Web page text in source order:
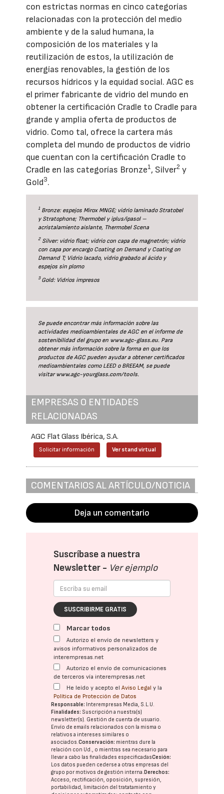
con estrictas normas en cinco categorías
relacionadas con la protección del medio
ambiente y de la salud humana, la
composición de los materiales y la
reutilización de estos, la utilización de
energías renovables, la gestión de los
recursos hídricos y la equidad social. AGC es
el primer fabricante de vidrio del mundo en
obtener la certificación Cradle to Cradle para
grande y amplia oferta de productos de
vidrio. Como tal, ofrece la cartera más
completa del mundo de productos de vidrio
que cuentan con la certificación Cradle to
Cradle en las categorías Bronze1, Silver2 y
Gold3.
1Bronze: espejos Mirox MNGE; vidrio laminado Stratobel
y Stratophone; Thermobel y iplus/ipasol –
acristalamiento aislante, Thermobel Scena
2Silver: vidrio float; vidrio con capa de magnetrón; vidrio
con capa por encargo Coating on Demand y Coating on
Demand T; Vidrio lacado, vidrio grabado al ácido y
espejos sin plomo
3Gold: Vidrios impresos
Se puede encontrar más información sobre las
actividades medioambientales de AGC en el informe de
sostenibilidad del grupo en www.agc-glass.eu. Para
obtener más información sobre la forma en que los
productos de AGC pueden ayudar a obtener certificados
medioambientales como LEED o BREEAM, se puede
visitarwww.agc-yourglass.com/tools.
EMPRESAS O ENTIDADES
RELACIONADAS
AGC Flat Glass Ibérica, S.A.
Solicitar información Ver stand virtual
COMENTARIOS AL ARTÍCULO/NOTICIA
Deja un comentario
Suscríbase a nuestra
Newsletter - Ver ejemplo
SUSCRIBIRME GRATIS
Marcar todos
Autorizo el envío de newsletters y
avisos informativos personalizados de
interempresas.net
Autorizo el envío de comunicaciones
de terceros vía interempresas.net
He leído y acepto elAviso Legal y la
Política de Protección de Datos
Responsable: Interempresas Media, S.L.U.
Finalidades: Suscripción a nuestra(s)
newsletter(s). Gestión de cuenta de usuario.
Envío de emails relacionados con la misma o
relativos a intereses similares o
asociados.Conservación: mientras dure la
relación con Ud., o mientras sea necesario para
llevar a cabo las finalidades especificadasCesión:
Los datos pueden cederse a otras empresas del
grupo por motivos de gestión interna. Derechos:
Acceso, rectificación, oposición, supresión,
portabilidad, limitación del tratatamiento y